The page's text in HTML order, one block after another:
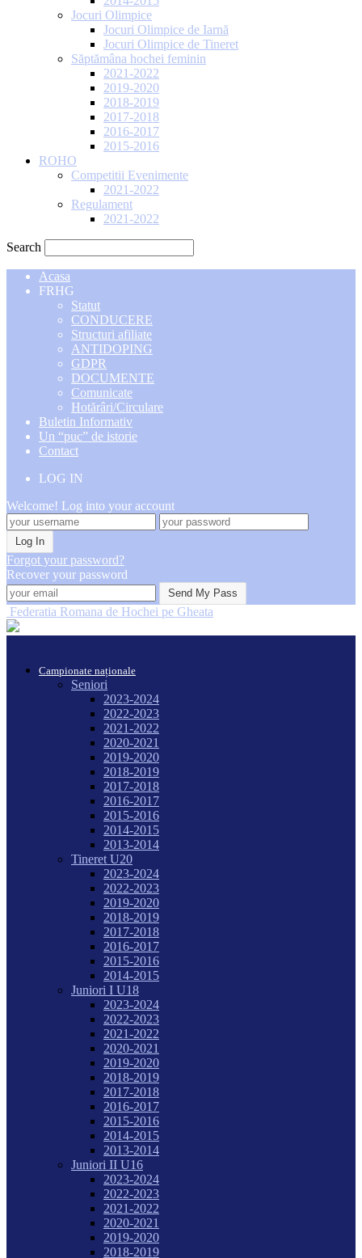
Jocuri Olimpice
Jocuri Olimpice de Iarnă
Jocuri Olimpice de Tineret
Săptămâna hochei feminin
2021-2022
2019-2020
2018-2019
2017-2018
2016-2017
2015-2016
ROHO
Competitii Evenimente
2021-2022
Regulament
2021-2022
Search
Acasa
FRHG
Statut
CONDUCERE
Structuri afiliate
ANTIDOPING
GDPR
DOCUMENTE
Comunicate
Hotărâri/Circulare
Buletin Informativ
Un “puc” de istorie
Contact
LOG IN
Welcome! Log into your account
Forgot your password?
Recover your password
Federatia Romana de Hochei pe Gheata
Campionate naționale
Seniori
2023-2024
2022-2023
2021-2022
2020-2021
2019-2020
2018-2019
2017-2018
2016-2017
2015-2016
2014-2015
2013-2014
Tineret U20
2023-2024
2022-2023
2019-2020
2018-2019
2017-2018
2016-2017
2015-2016
2014-2015
Juniori I U18
2023-2024
2022-2023
2021-2022
2020-2021
2019-2020
2018-2019
2017-2018
2016-2017
2015-2016
2014-2015
2013-2014
Juniori II U16
2023-2024
2022-2023
2021-2022
2020-2021
2019-2020
2018-2019